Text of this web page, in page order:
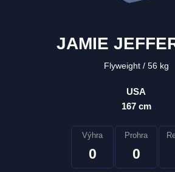
JAMIE
Flyweight 56 kg
USA
167 cm
Výhra
0
Prohra
0